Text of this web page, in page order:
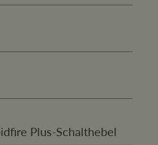
Plus-Schalthebel